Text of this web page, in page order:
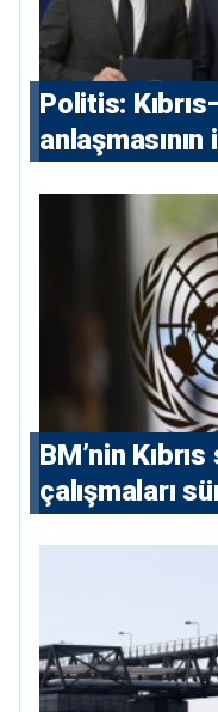
Politis:
BM’nin
çalışmaları